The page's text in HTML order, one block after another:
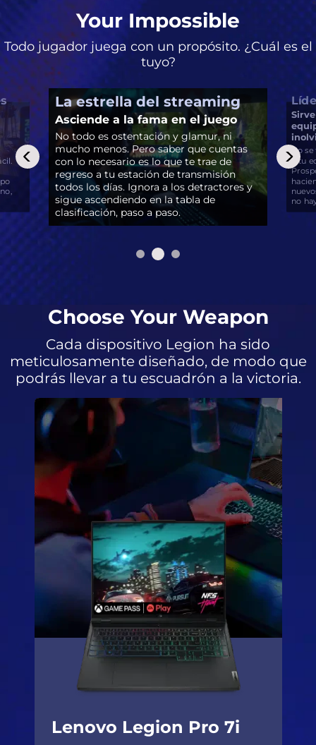
Your Impossible
Todo jugador juega con un propósito. ¿Cuál es el
tuyo?
La estrella del streaming
Asciende a la fama en el juego
No todo es ostentación y glamur, ni
mucho menos. Pero saber que cuentas
con lo necesario es lo que te trae de
regreso a tu estación de transmisión
todos los días. Ignora a los detractores y
sigue ascendiendo en la tabla de
clasificación, paso a paso.
No
y tu
no
Choose Your Weapon
Cada dispositivo Legion ha sido
meticulosamente diseñado, de modo que
podrás llevar a tu escuadrón a la victoria.
Lenovo Legion Pro 7i